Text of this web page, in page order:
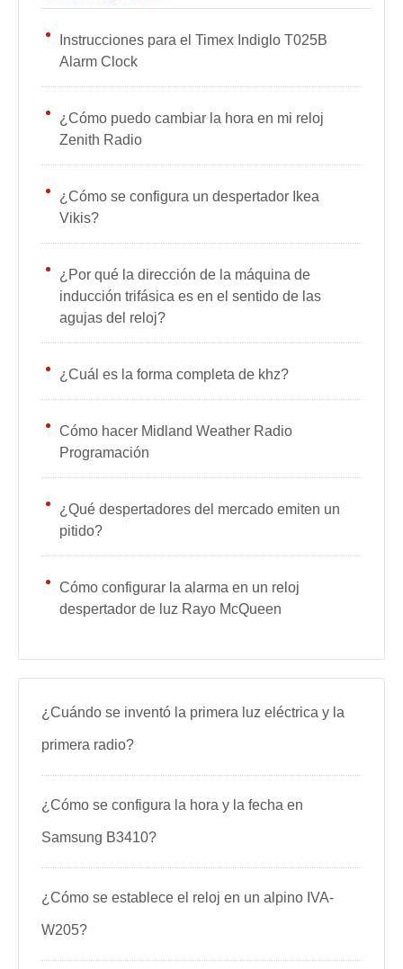
Instrucciones para el Timex Indiglo T025B
Alarm Clock
¿Cómo puedo cambiar la hora en mi reloj
Zenith Radio
¿Cómo se configura un despertador Ikea
Vikis?
¿Por qué la dirección de la máquina de
inducción trifásica es en el sentido de las
agujas del reloj?
¿Cuál es la forma completa de khz?
Cómo hacer Midland Weather Radio
Programación
¿Qué despertadores del mercado emiten un
pitido?
Cómo configurar la alarma en un reloj
despertador de luz Rayo McQueen
¿Cuándo se inventó la primera luz eléctrica y la
primera radio?
¿Cómo se configura la hora y la fecha en
Samsung B3410?
¿Cómo se establece el reloj en un alpino IVA-
W205?